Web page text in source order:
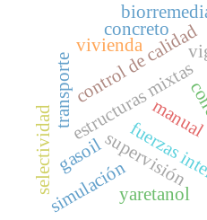
estructuras mixtas
fuerzas
control de calidad
supervisión
vivienda
manual
concreto
transporte
simulación
selectividad yaretanol
gasoil